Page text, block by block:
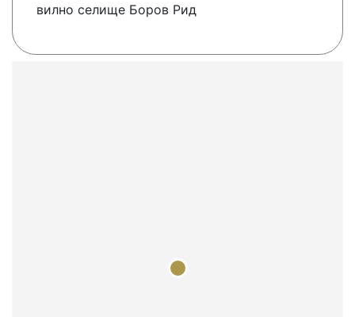
вилно селище Боров Рид